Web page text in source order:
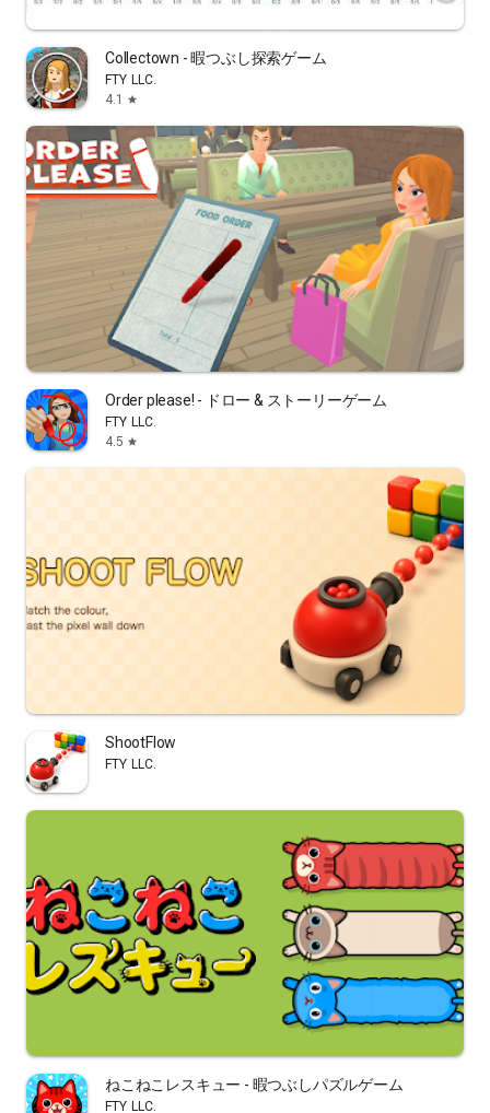
Collectown - 暇つぶし探索ゲーム
FTY LLC.
4.1
star
Order please! - ドロー & ストーリーゲーム
FTY LLC.
4.5 star
ShootFlow
FTY LLC.
ねこねこレスキュー - 暇つぶしパズルゲーム
FTY LLC.